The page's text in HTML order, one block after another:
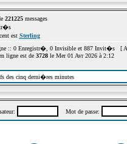
221225messages
est Sterling
:: 0 Enregistr�, 0 Invisible et 887 Invit�s [
ligne est de 3728le Mer 01 Avr 2026 à 2:12
des cinq derni�res minutes
Mot de passe: